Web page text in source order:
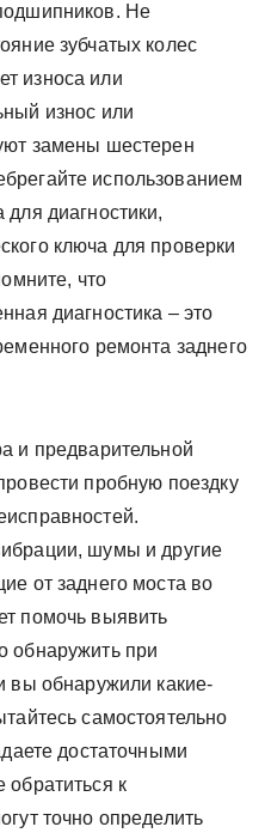
Не
зубчатых колес
износа или
износ или
замены шестерен
использованием
диагностики,
ключа для проверки
что
диагностика – это
ремонта заднего
и предварительной
пробную поездку
шумы и другие
от заднего моста во
помочь выявить
обнаружить при
вы обнаружили какие-
самостоятельно
достаточными
к
точно определить